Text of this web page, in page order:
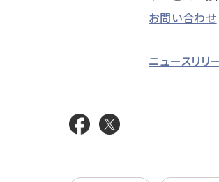
お問い合わせ
ニュースリリ